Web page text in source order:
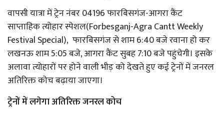
वापसी यात्रा में ट्रेन नंबर 04196 फारबिसगंज-आगरा कैंट
साप्ताहिक त्योहार स्पेशल(Forbesganj-Agra Cantt Weekly
Festival Special), फारबिसगंज से शाम 6:40 बजे रवाना हो कर
लखनऊ शाम 5:05 बजे, आगरा कैंट सुबह 7:10 बजे पहुंचेगी। इसके
अलावा त्योहारों पर होने वाली भीड़ को देखते हुए कई ट्रेनों में जनरल
अतिरिक्त कोच बढ़ाया जाएगा।
ट्रेनों में लगेगा अतिरिक्त जनरल कोच